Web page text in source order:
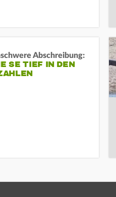
Abschreibung:
SE TIEF IN DEN